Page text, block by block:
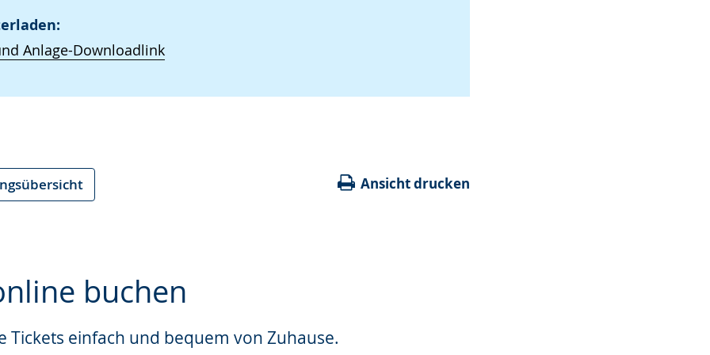
Anlage-Downloadlink
Ansicht drucken
buchen
Tickets einfach und bequem von Zuhause.